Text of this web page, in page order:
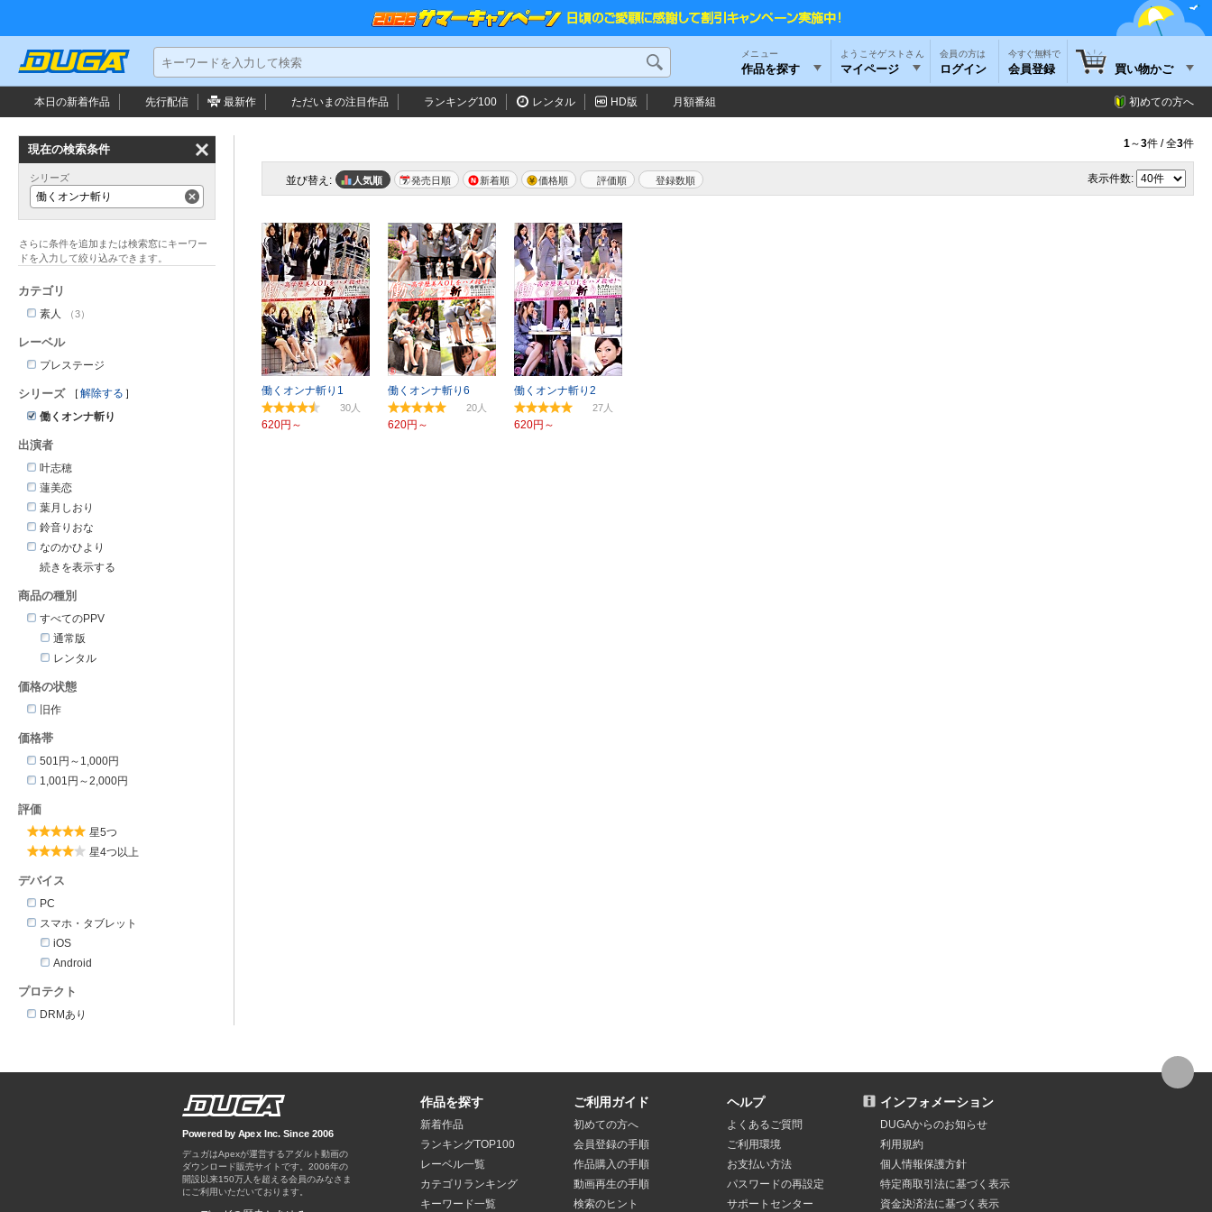
メニュー
作品を探す
ようこそゲストさん
マイページ ログイン
今すぐ無料で
会員登録 買い物かご
本日の新着作品 先行配信 最新作 ただいまの注目作品 ランキング100 レンタル HD版 月額番組 初めての方へ
1～3件 / 全3件
並び替え: 人気順 発売日順 新着順 価格順 評価順 表示件数:
働くオンナ斬り1
30
620円～
働くオンナ斬り6
20
620円～
働くオンナ斬り2
27
620円～
現在の検索条件
シリーズ
働くオンナ斬り
カテゴリ
素人 （3）
レーベル
プレステージ
シリーズ
解除する
働くオンナ斬り
出演者
叶志穂
蓮美恋
葉月しおり
鈴音りおな
なのかひより
商品の種別
すべてのPPV
通常版
レンタル
価格の状態
旧作
価格帯
501円～1,000円
1,001円～2,000円
評価
星5つ
星4つ以上
デバイス
PC
スマホ・タブレット
iOS
Android
プロテクト
DRMあり
Powered by Apex Inc. Since 2006
デュガはApexが運営するアダルト動画の
ダウンロード販売サイトです。
作品を探す
新着作品
ランキングTOP100
レーベル一覧
カテゴリランキング
キーワード一覧
ご利用ガイド
初めての方へ
会員登録の手順
作品購入の手順
動画再生の手順
検索のヒント
ヘルプ
よくあるご質問
ご利用環境
お支払い方法
パスワードの再設定
サポートセンター
インフォメーション
DUGAからのお知らせ
利用規約
個人情報保護方針
特定商取引法に基づく表示
資金決済法に基づく表示